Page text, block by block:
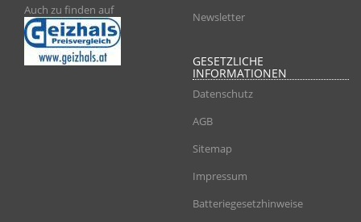
Auch zu finden auf
Newsletter
GESETZLICHE
INFORMATIONEN
Datenschutz
AGB
Sitemap
Impressum
Batteriegesetzhinweise